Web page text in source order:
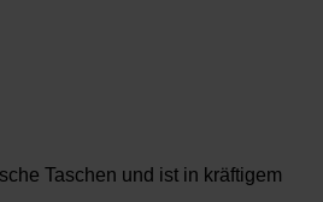
Taschen und ist in kräftigem